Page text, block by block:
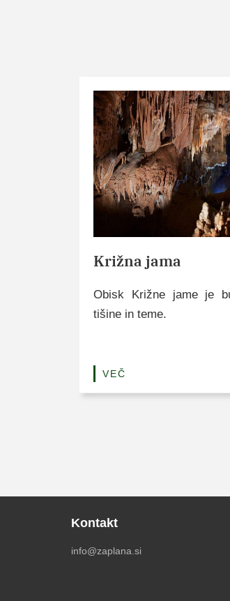
Križna jama
Obisk Križne jame je
tišine in teme.
VEČ
Kontakt
info@zaplana.si